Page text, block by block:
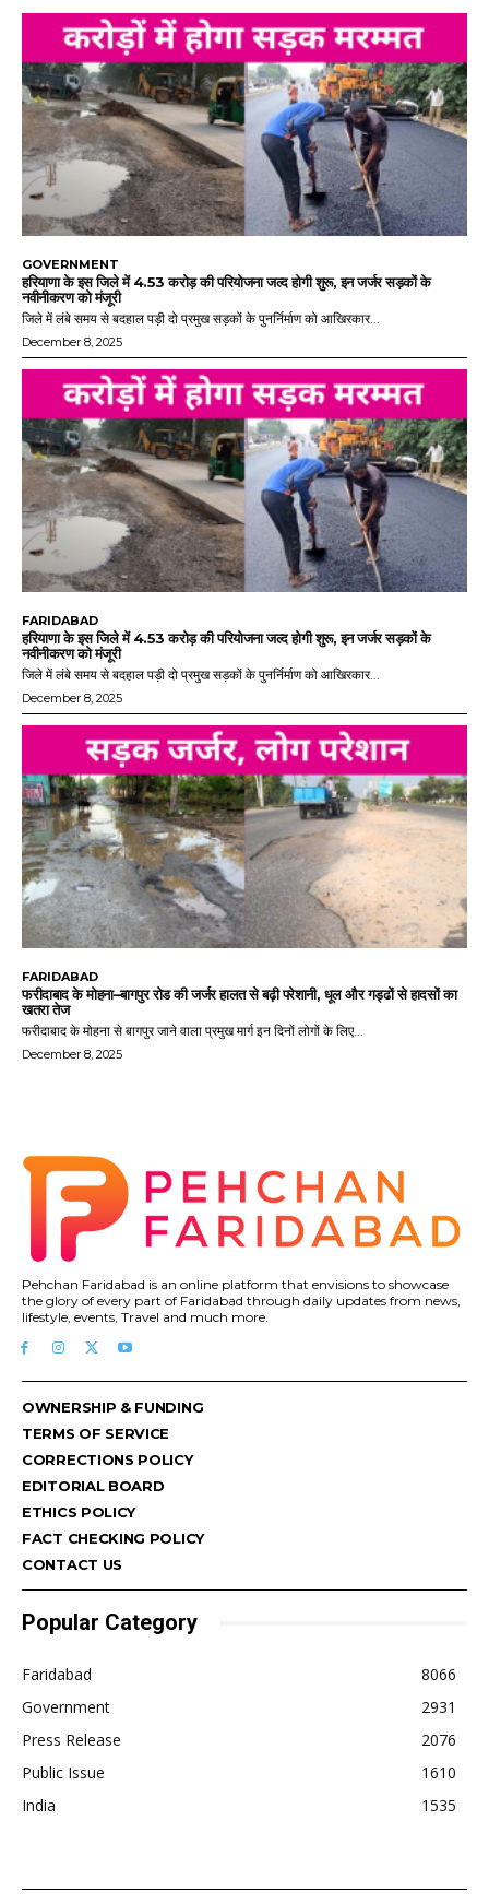
GOVERNMENT
हरियाणा के इस जिले में 4.53 करोड़ की परियोजना जल्द होगी शुरू, इन जर्जर सड़कों के
नवीनीकरण को मंजूरी
जिले में लंबे समय से बदहाल पड़ी दो प्रमुख सड़कों के पुनर्निर्माण को आखिरकार...
December 8, 2025
FARIDABAD
हरियाणा के इस जिले में 4.53 करोड़ की परियोजना जल्द होगी शुरू, इन जर्जर सड़कों के
नवीनीकरण को मंजूरी
जिले में लंबे समय से बदहाल पड़ी दो प्रमुख सड़कों के पुनर्निर्माण को आखिरकार...
December 8, 2025
FARIDABAD
फरीदाबाद के मोहना–बागपुर रोड की जर्जर हालत से बढ़ी परेशानी, धूल और गड्ढों से हादसों का
खतरा तेज
फरीदाबाद के मोहना से बागपुर जाने वाला प्रमुख मार्ग इन दिनों लोगों के लिए...
December 8, 2025
Pehchan Faridabad is an online platform that envisions to showcase
the glory of every part of Faridabad through daily updates from news,
lifestyle, events, Travel and much more.
OWNERSHIP & FUNDING
TERMS OF SERVICE
CORRECTIONS POLICY
EDITORIAL BOARD
ETHICS POLICY
FACT CHECKING POLICY
CONTACT US
Popular Category
Faridabad
8066
Government
2931
Press Release
2076
Public Issue
1610
India
1535